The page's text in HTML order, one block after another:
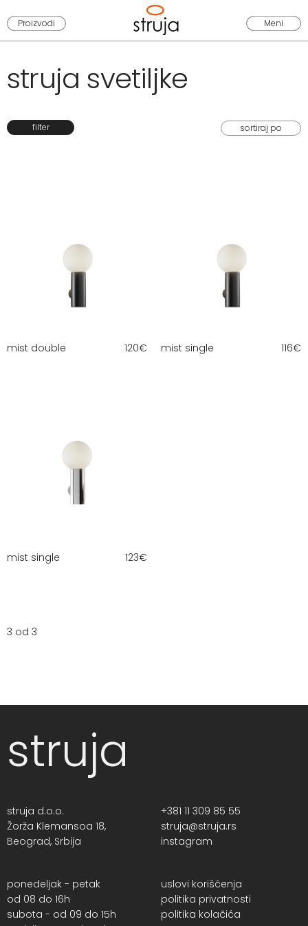
Proizvodi Meni
struja svetiljke
filter
mist double 120€ mist single 116€
mist single 123€
3 od 3
struja
struja d.o.o.
Žorža Klemansoa 18,
Beograd, Srbija
+381 11 309 85 55
struja@struja.rs
instagram
ponedeljak - petak
od 08 do 16h
subota - od 09 do 15h
uslovi korišćenja
politika privatnosti
politika kolačića